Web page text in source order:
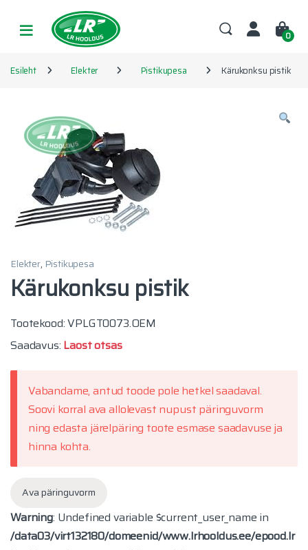
Skip to navigation
Skip to content
0
Esileht Elekter Pistikupesa Kärukonksu pistik
Elekter, Pistikupesa
Kärukonksu pistik
Tootekood: VPLGT0073.OEM
Saadavus: Laost otsas
Vabandame, antud toode pole hetkel saadaval.
Soovi korral ava allolevast nupust päringuvorm
ning edasta järelpäring toote esmase saadavuse ja
hinna kohta.
Ava päringuvorm
Warning: Undefined variable $current_user_name in
/data03/virt132180/domeenid/www.lrhooldus.ee/epood.lr